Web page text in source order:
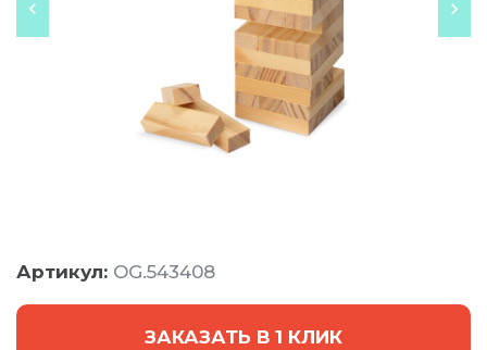
Артикул: OG.543408
ЗАКАЗАТЬ В 1 КЛИК